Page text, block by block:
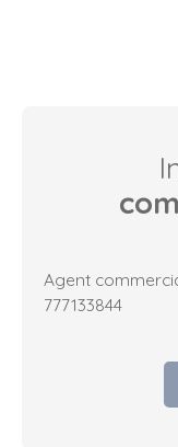
Agent
777133844